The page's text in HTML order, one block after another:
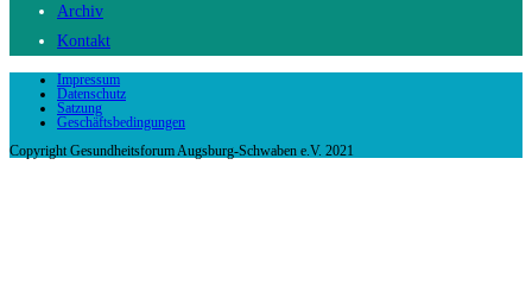
Archiv
Kontakt
Impressum
Datenschutz
Satzung
Geschäftsbedingungen
Copyright Gesundheitsforum Augsburg-Schwaben e.V. 2021